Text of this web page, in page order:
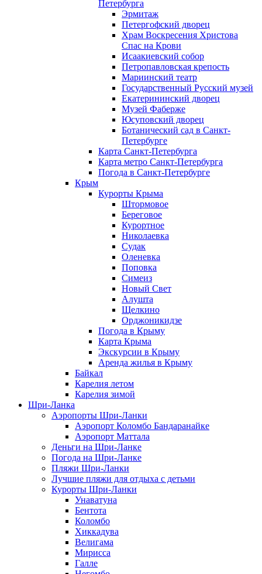
Петербурга
Эрмитаж
Петергофский дворец
Храм Воскресения Христова
Спас на Крови
Исаакиевский собор
Петропавловская крепость
Мариинский театр
Государственный Русский музей
Екатерининский дворец
Музей Фаберже
Юсуповский дворец
Ботанический сад в Санкт-
Петербурге
Карта Санкт-Петербурга
Карта метро Санкт-Петербурга
Погода в Санкт-Петербурге
Крым
Курорты Крыма
Штормовое
Береговое
Курортное
Николаевка
Судак
Оленевка
Поповка
Симеиз
Новый Свет
Алушта
Щелкино
Орджоникидзе
Погода в Крыму
Карта Крыма
Экскурсии в Крыму
Аренда жилья в Крыму
Байкал
Карелия летом
Карелия зимой
Шри-Ланка
Аэропорты Шри-Ланки
Аэропорт Коломбо Бандаранайке
Аэропорт Маттала
Деньги на Шри-Ланке
Погода на Шри-Ланке
Пляжи Шри-Ланки
Лучшие пляжи для отдыха с детьми
Курорты Шри-Ланки
Унаватуна
Бентота
Коломбо
Хиккадува
Велигама
Мирисса
Галле